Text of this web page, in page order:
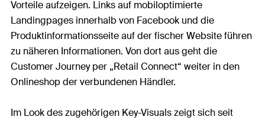
Vorteile aufzeigen. Links auf mobiloptimierte
Landingpages innerhalb von Facebook und die
Produktinformationsseite auf der fischer Website führen
zu näheren Informationen. Von dort aus geht die
Customer Journey per „Retail Connect“ weiter in den
Onlineshop der verbundenen Händler.
Im Look des zugehörigen Key-Visuals zeigt sich seit